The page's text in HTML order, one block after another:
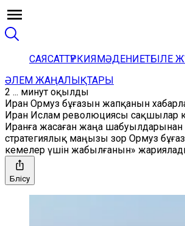
САЯСАТТҮРКИЯМӘДЕНИЕТБІЛЕ
ӘЛЕМ ЖАҢАЛЫҚТАРЫ
2 ... минут оқылды
Иран Ормуз бұғазын жапқанын
Иран Ислам революциясы сақшылар
Иранға жасаған жаңа шабуылдарынан
стратегиялық маңызы зор Ормуз
кемелер үшін жабылғанын»
Бөлісу